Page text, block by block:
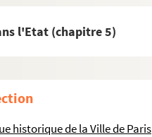
l'Etat (chapitre 5)
historique de la Ville de Paris